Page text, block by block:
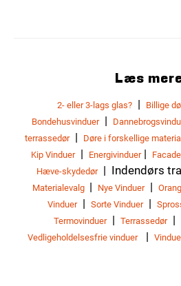
Læs
2- eller 3-lags glas?| Billige
Bondehusvinduer|
terrassedør| Døre i forskellige
Kip Vinduer| Energivinduer|
Hæve-skydedør| Indendørs
Materialevalg | Nye Vinduer|
Vinduer| Sorte Vinduer|
Termovinduer| Terrassedør|
Vedligeholdelsesfrie vinduer| Vindue